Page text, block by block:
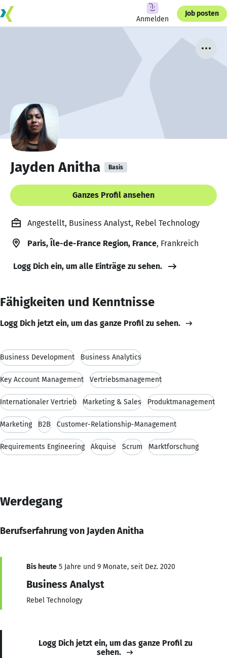
Anmelden
Job posten
Jayden Anitha Basis
Ganzes Profil ansehen
Angestellt, Business Analyst, Rebel Technology
Paris, Île-de-France Region, France, Frankreich
Logg Dich ein, um alle Einträge zu sehen.
Fähigkeiten und Kenntnisse
Logg Dich jetzt ein, um das ganze Profil zu sehen.
Business Development Business Analytics
Key Account Management Vertriebsmanagement
Internationaler Vertrieb Marketing & Sales Produktmanagement
Marketing B2B Customer-Relationship-Management
Requirements Engineering Akquise Scrum Marktforschung
Werdegang
Berufserfahrung von Jayden Anitha
Bis heute 5 Jahre und 9 Monate, seit Dez. 2020
Business Analyst
Rebel Technology
Logg Dich jetzt ein, um das ganze Profil zu
sehen.